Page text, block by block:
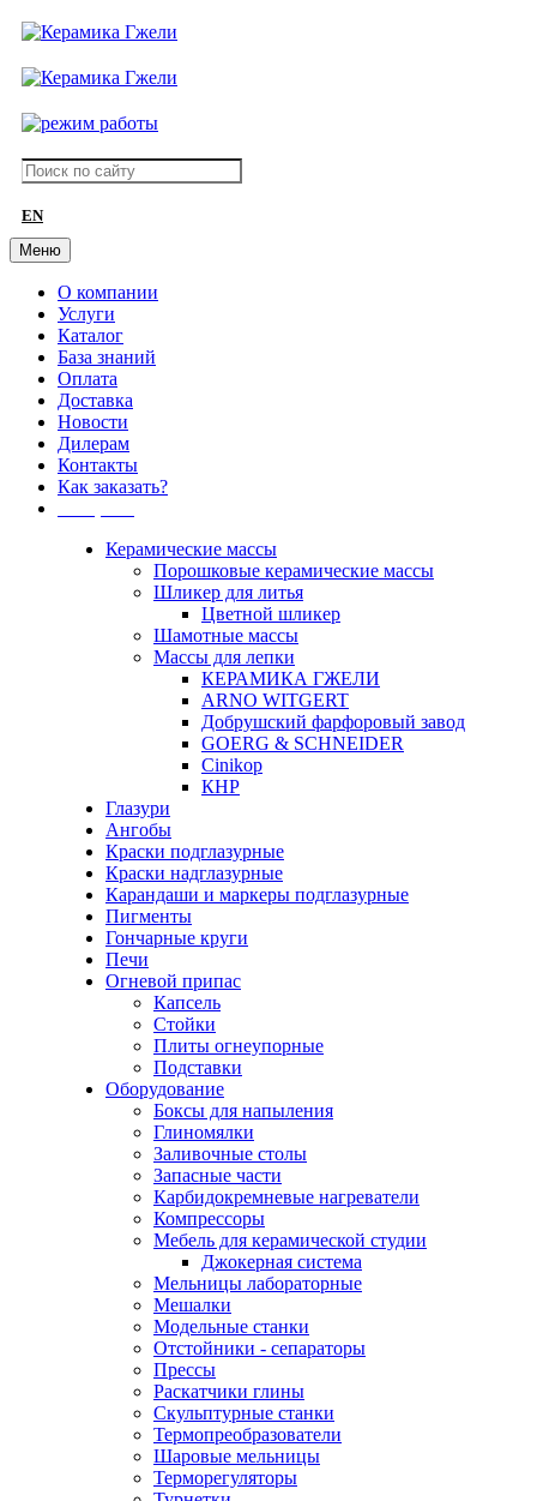
EN
Меню
О компании
Услуги
Каталог
База знаний
Оплата
Доставка
Новости
Дилерам
Контакты
Как заказать?
Керамические массы
Порошковые керамические массы
Шликер для литья
Цветной шликер
Шамотные массы
Массы для лепки
КЕРАМИКА ГЖЕЛИ
ARNO WITGERT
Добрушский фарфоровый завод
GOERG & SCHNEIDER
Cinikop
КНР
Глазури
Ангобы
Краски подглазурные
Краски надглазурные
Карандаши и маркеры подглазурные
Пигменты
Гончарные круги
Печи
Огневой припас
Капсель
Стойки
Плиты огнеупорные
Подставки
Оборудование
Боксы для напыления
Глиномялки
Заливочные столы
Запасные части
Карбидокремневые нагреватели
Компрессоры
Мебель для керамической студии
Джокерная система
Мельницы лабораторные
Мешалки
Модельные станки
Отстойники - сепараторы
Прессы
Раскатчики глины
Скульптурные станки
Термопреобразователи
Шаровые мельницы
Терморегуляторы